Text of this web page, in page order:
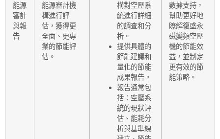
能源
審計
與報
告
能源審計機
構進行評
估，獲得更
全面、更專
業的節能評
估。
構對空壓系
統進行詳細
的調查和分
析。
提供具體的
節能建議和
量化的節能
成果報告。
報告通常包
括：空壓系
統的現狀評
估、能耗分
析與基準線
數據支持，
幫助更好地
瞭解復盛永
磁變頻空壓
機的節能效
益，並制定
更有效的節
能策略。